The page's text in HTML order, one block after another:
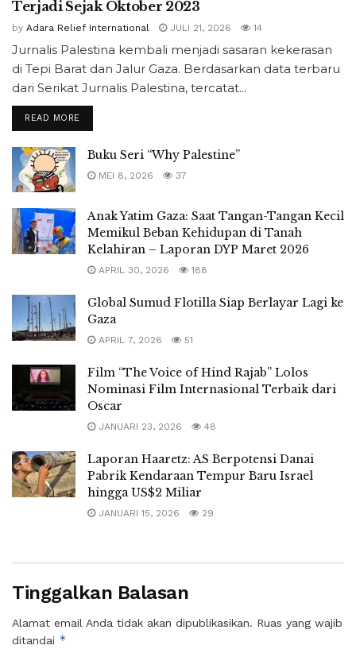
Terjadi Sejak Oktober 2023
by Adara Relief International JULI 21, 2026 14
Jurnalis Palestina kembali menjadi sasaran kekerasan
di Tepi Barat dan Jalur Gaza. Berdasarkan data terbaru
dari Serikat Jurnalis Palestina, tercatat...
READ MORE
Buku Seri “Why Palestine”
MEI 8, 2026 37
Anak Yatim Gaza: Saat Tangan-Tangan Kecil
Memikul Beban Kehidupan di Tanah
Kelahiran – Laporan DYP Maret 2026
APRIL 30, 2026 188
Global Sumud Flotilla Siap Berlayar Lagi ke
Gaza
APRIL 7, 2026 51
Film “The Voice of Hind Rajab” Lolos
Nominasi Film Internasional Terbaik dari
Oscar
JANUARI 23, 2026 48
Laporan Haaretz: AS Berpotensi Danai
Pabrik Kendaraan Tempur Baru Israel
hingga US$2 Miliar
JANUARI 15, 2026 29
Tinggalkan Balasan
Alamat email Anda tidak akan dipublikasikan. Ruas yang wajib
ditandai *